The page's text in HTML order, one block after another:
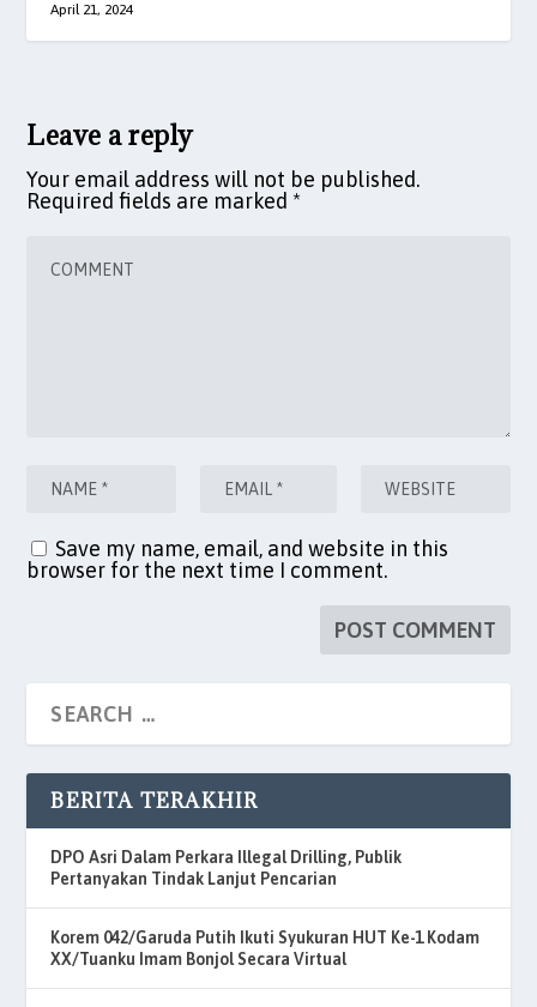
April 21, 2024
Leave a reply
Your email address will not be published.
Required fields are marked *
Save my name, email, and website in this
browser for the next time I comment.
BERITA TERAKHIR
DPO Asri Dalam Perkara Illegal Drilling, Publik
Pertanyakan Tindak Lanjut Pencarian
Korem 042/Garuda Putih Ikuti Syukuran HUT Ke-1 Kodam
XX/Tuanku Imam Bonjol Secara Virtual